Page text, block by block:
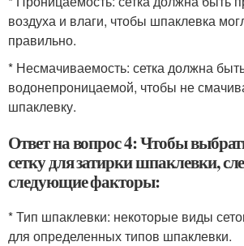
воздуха и влаги, чтобы шпаклевка
правильно.
* Несмачиваемость: сетка должна
водонепроницаемой, чтобы не
шпаклевку.
Ответ на вопрос 4: Чтобы
сетку для затирки шпаклевки,
следующие факторы:
* Тип шпаклевки: некоторые виды
для определенных типов шпаклевки.